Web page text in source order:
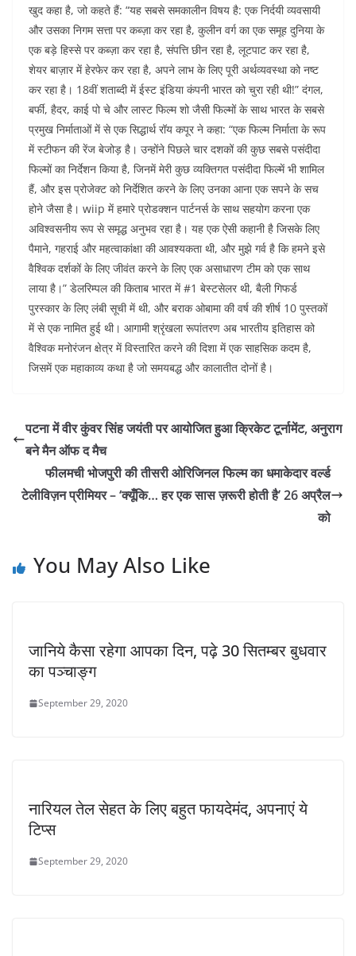
खुद कहा है, जो कहते हैं: “यह सबसे समकालीन विषय है: एक निर्दयी व्यवसायी
और उसका निगम सत्ता पर कब्ज़ा कर रहा है, कुलीन वर्ग का एक समूह दुनिया के
एक बड़े हिस्से पर कब्ज़ा कर रहा है, संपत्ति छीन रहा है, लूटपाट कर रहा है,
शेयर बाज़ार में हेरफेर कर रहा है, अपने लाभ के लिए पूरी अर्थव्यवस्था को नष्ट
कर रहा है। 18वीं शताब्दी में ईस्ट इंडिया कंपनी भारत को चुरा रही थी!” दंगल,
बर्फी, हैदर, काई पो चे और लास्ट फिल्म शो जैसी फिल्मों के साथ भारत के सबसे
प्रमुख निर्माताओं में से एक सिद्धार्थ रॉय कपूर ने कहा: “एक फिल्म निर्माता के रूप
में स्टीफन की रेंज बेजोड़ है। उन्होंने पिछले चार दशकों की कुछ सबसे पसंदीदा
फिल्मों का निर्देशन किया है, जिनमें मेरी कुछ व्यक्तिगत पसंदीदा फिल्में भी शामिल
हैं, और इस प्रोजेक्ट को निर्देशित करने के लिए उनका आना एक सपने के सच
होने जैसा है। wiip में हमारे प्रोडक्शन पार्टनर्स के साथ सहयोग करना एक
अविश्वसनीय रूप से समृद्ध अनुभव रहा है। यह एक ऐसी कहानी है जिसके लिए
पैमाने, गहराई और महत्वाकांक्षा की आवश्यकता थी, और मुझे गर्व है कि हमने इसे
वैश्विक दर्शकों के लिए जीवंत करने के लिए एक असाधारण टीम को एक साथ
लाया है।” डेलरिम्पल की किताब भारत में #1 बेस्टसेलर थी, बैली गिफर्ड
पुरस्कार के लिए लंबी सूची में थी, और बराक ओबामा की वर्ष की शीर्ष 10 पुस्तकों
में से एक नामित हुई थी। आगामी श्रृंखला रूपांतरण अब भारतीय इतिहास को
वैश्विक मनोरंजन क्षेत्र में विस्तारित करने की दिशा में एक साहसिक कदम है,
जिसमें एक महाकाव्य कथा है जो समयबद्ध और कालातीत दोनों है।
पटना में वीर कुंवर सिंह जयंती पर आयोजित हुआ क्रिकेट टूर्नामेंट, अनुराग
बने मैन ऑफ द मैच
फीलमची भोजपुरी की तीसरी ओरिजिनल फिल्म का धमाकेदार वर्ल्ड
टेलीविज़न प्रीमियर – ‘क्यूँकि… हर एक सास ज़रूरी होती है’ 26 अप्रैल
को
You May Also Like
जानिये कैसा रहेगा आपका दिन, पढ़े 30 सितम्बर बुधवार
का पञ्चाङ्ग
September 29, 2020
नारियल तेल सेहत के लिए बहुत फायदेमंद, अपनाएं ये
टिप्स
September 29, 2020